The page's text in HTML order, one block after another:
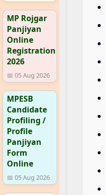
MP Rojgar
Panjiyan
Online
Registration
2026
📅 05 Aug 2026
MPESB
Candidate
Profiling /
Profile
Panjiyan
Form
Online
📅 05 Aug 2026